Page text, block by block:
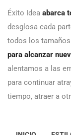
Éxito Idea abarca
desglosa cada
todos los tamaños
para alcanzar
alentamos a las
para continuar
tiempo, atraer a